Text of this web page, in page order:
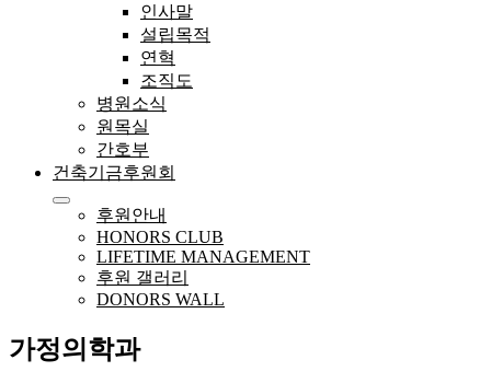
인사말
설립목적
연혁
조직도
병원소식
원목실
간호부
건축기금후원회
후원안내
HONORS CLUB
LIFETIME MANAGEMENT
후원 갤러리
DONORS WALL
가정의학과